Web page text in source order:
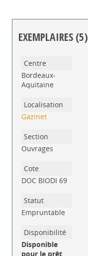
EXEMPLAIRES (5)
Bordeaux-
Aquitaine
Gazinet
Ouvrages
DOC BIODI 69
Empruntable
Disponible
pour le prêt